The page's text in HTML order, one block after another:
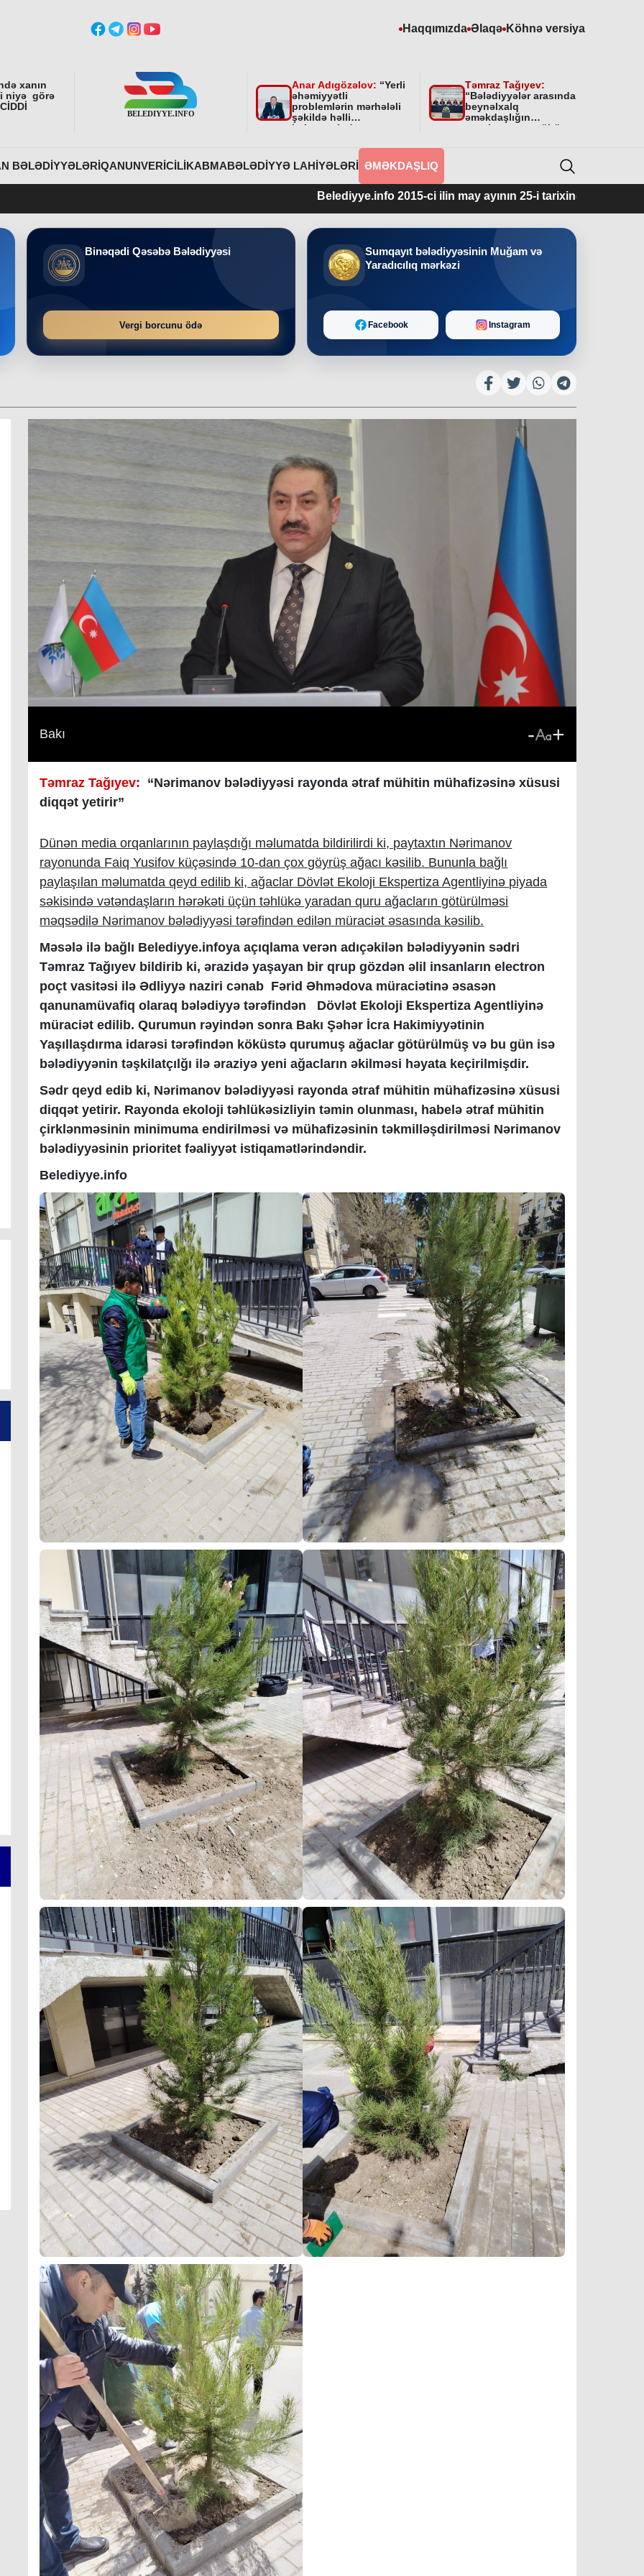
Haqqımızda Əlaqə Köhnə versiya
xanın
niyə görə
Anar Adıgözəlov: “Yerli
əhəmiyyətli
problemlərin mərhələli
şəkildə həlli
istiqamətində
sonra da davam
etdirəcəkdir”
Təmraz Tağıyev:
“Bələdiyyələr arasında
beynəlxalq
əməkdaşlığın
qurulmasının mühüm
BƏLƏDIYYƏLƏRIQANUNVERICILIKABMABƏLƏDIYYƏ LAHIYƏLƏRI ƏMƏKDAŞLIQ
Belediyye.info 2015-ci ilin may ayının 25-i tarixindən fəaliyyətdədir.
Binəqədi Qəsəbə Bələdiyyəsi
Vergi borcunu ödə
Sumqayıt bələdiyyəsinin Muğam və
Yaradıcılıq mərkəzi
Facebook Instagram
Bakı - +
Təmraz Tağıyev: “Nərimanov bələdiyyəsi rayonda ətraf mühitin mühafizəsinə xüsusi
diqqət yetirir”
Dünən media orqanlarının paylaşdığı məlumatda bildirilirdi ki, paytaxtın Nərimanov
rayonunda Faiq Yusifov küçəsində 10-dan çox göyrüş ağacı kəsilib. Bununla bağlı
paylaşılan məlumatda qeyd edilib ki, ağaclar Dövlət Ekoloji Ekspertiza Agentliyinə piyada
səkisində vətəndaşların hərəkəti üçün təhlükə yaradan quru ağacların götürülməsi
məqsədilə Nərimanov bələdiyyəsi tərəfindən edilən müraciət əsasında kəsilib.
Məsələ ilə bağlı Belediyye.infoya açıqlama verən adıçəkilən bələdiyyənin sədri
Təmraz Tağıyev bildirib ki, ərazidə yaşayan bir qrup gözdən əlil insanların electron
poçt vasitəsi ilə Ədliyyə naziri cənab Fərid Əhmədova müraciətinə əsasən
qanunamüvafiq olaraq bələdiyyə tərəfindən Dövlət Ekoloji Ekspertiza Agentliyinə
müraciət edilib. Qurumun rəyindən sonra Bakı Şəhər İcra Hakimiyyətinin
Yaşıllaşdırma idarəsi tərəfindən köküstə qurumuş ağaclar götürülmüş və bu gün isə
bələdiyyənin təşkilatçılğı ilə əraziyə yeni ağacların əkilməsi həyata keçirilmişdir.
Sədr qeyd edib ki, Nərimanov bələdiyyəsi rayonda ətraf mühitin mühafizəsinə xüsusi
diqqət yetirir. Rayonda ekoloji təhlükəsizliyin təmin olunması, habelə ətraf mühitin
çirklənməsinin minimuma endirilməsi və mühafizəsinin təkmilləşdirilməsi Nərimanov
bələdiyyəsinin prioritet fəaliyyət istiqamətlərindəndir.
Belediyye.info